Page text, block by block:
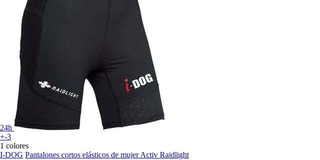
24h
+-3
1 colores
I-DOG Pantalones cortos elásticos de mujer Activ Raidlight